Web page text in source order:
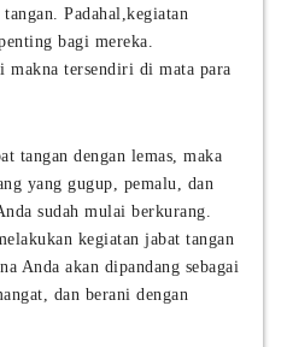
Padahal,kegiatan
bagi mereka.
tersendiri di mata para
tangan dengan lemas, maka
yang gugup, pemalu, dan
sudah mulai berkurang.
kegiatan jabat tangan
Anda akan dipandang sebagai
dan berani dengan